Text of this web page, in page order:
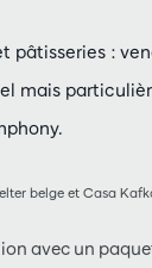
pâtisseries :
mais
belge et Casa
avec un